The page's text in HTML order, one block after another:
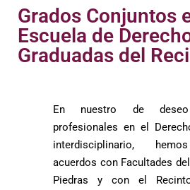
Grados Conjuntos
Escuela de
Graduadas del
En nuestro de
profesionales en el
interdisciplinario,
acuerdos con Facultades
Piedras y con el